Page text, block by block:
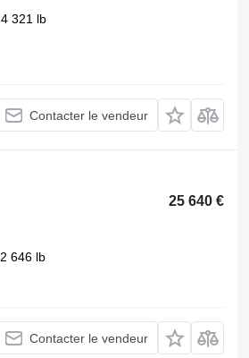
4 321 lb
Contacter le vendeur
25 640 €
2 646 lb
Contacter le vendeur